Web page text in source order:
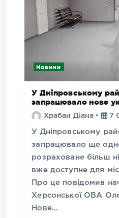
Новини
У Дніпровському
запрацювало нове
Храбан Діана 7
У Дніпровському
запрацювало ще
розраховане більш
вже доступне для
Про це повідомив
Херсонської ОВА
Нове…